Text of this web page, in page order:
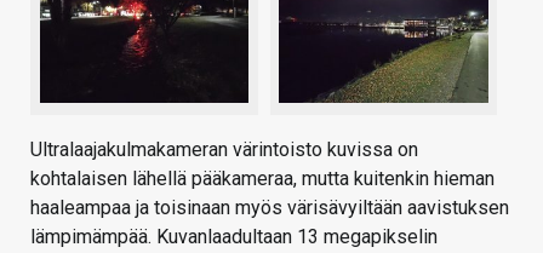
Ultralaajakulmakameran värintoisto kuvissa on
kohtalaisen lähellä pääkameraa, mutta kuitenkin hieman
haaleampaa ja toisinaan myös värisävyiltään aavistuksen
lämpimämpää. Kuvanlaadultaan 13 megapikselin